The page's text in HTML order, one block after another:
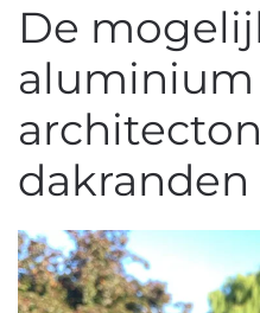
De
aluminium
dakranden